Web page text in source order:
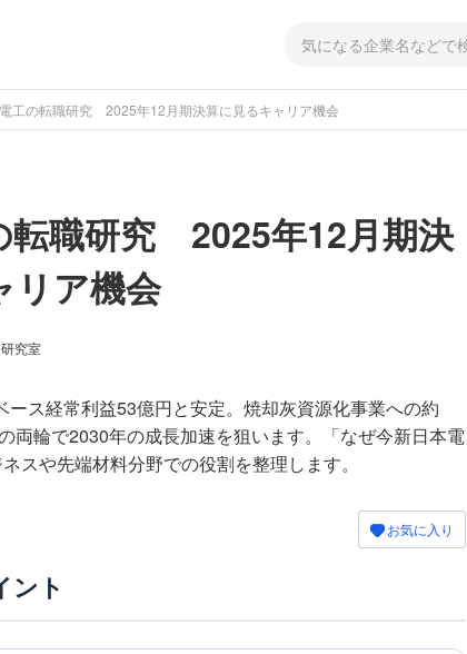
工の転職研究 2025年12月期決算に見るキャリア機会
転職研究 2025年12月期決
リア機会
究室
ス経常利益53億円と安定。焼却灰資源化事業への約
両輪で2030年の成長加速を狙います。「なぜ今新日本電
スや先端材料分野での役割を整理します。
お気に入り
ント